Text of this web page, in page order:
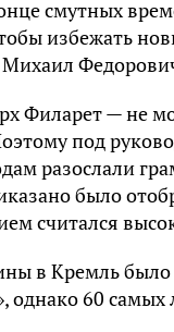
смутных
избежать
Михаил
Филарет — не
под
разослали
было
считался
в Кремль
однако 60